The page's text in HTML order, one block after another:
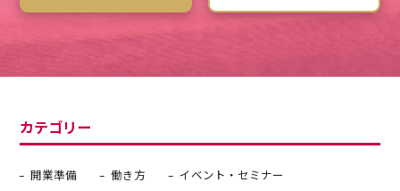
カテゴリー
開業準備 働き方
イベント・セミナー